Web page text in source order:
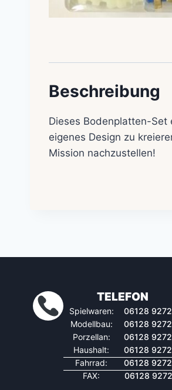
Beschreibung
Dieses Bodenplatten-
eigenes Design zu
Mission nachzustellen!
TELEFON
Spielwaren:
06128
Modellbau:
06128
Porzellan:
06128
Haushalt:
06128
Fahrrad:
06128
FAX:
06128